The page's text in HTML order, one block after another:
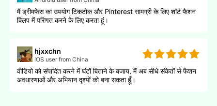
मैं ड्रीमफेस का उपयोग टिकटोक और Pinterest सामग्री के लिए शॉर्ट फैशन
क्लिप में परिणत करने के लिए करता हूं।
hjxxchn
iOS user from China
वीडियो को संपादित करने में घंटों बिताने के बजाय, मैं अब सीधे संकेतों से फैशन
अवधारणाओं और अभियान दृश्यों को बना सकता हूँ।